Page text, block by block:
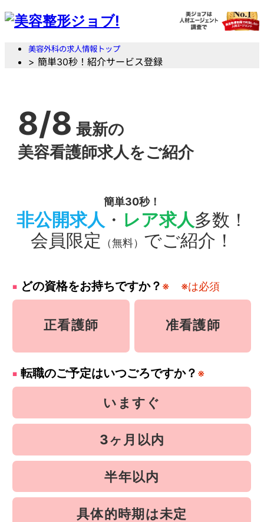
美容外科の求人情報トップ
> 簡単30秒！紹介サービス登録
8/8 最新の
美容看護師求人をご紹介
簡単30秒！
非公開求人 ・ レア求人多数！
会員限定
（無料） でご紹介！
どの資格をお持ちですか？ ※ ※は必須
正看護師 准看護師
転職のご予定はいつごろですか？ ※
いますぐ
3ヶ月以内
半年以内
具体的時期は未定